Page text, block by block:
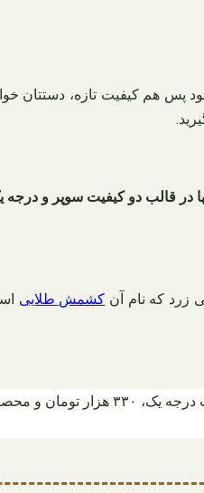
پس هم کیفیت تازه، دستتان
در قالب دو کیفیت سوپر و
زرد که نام آن کشمش طلایی
قیمت محصول اول برای بازار داخل در کارتون های ۹